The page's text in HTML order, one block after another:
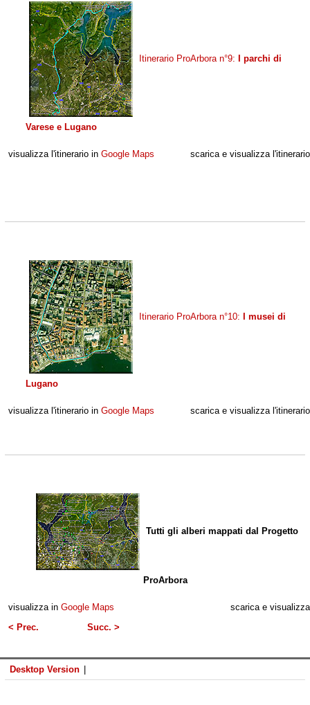
Itinerario ProArbora n°9: I parchi di
Varese e Lugano
visualizza l'itinerario in Google Maps scarica e visualizza
Itinerario ProArbora n°10: I musei di
Lugano
visualizza l'itinerario in Google Maps scarica e visualizza
Tutti gli alberi mappati dal Progetto
ProArbora
visualizza in Google Maps
scarica e
< Prec.
Succ. >
Desktop Version